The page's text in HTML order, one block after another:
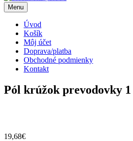
Menu
Úvod
Košík
Môj účet
Doprava/platba
Obchodné podmienky
Kontakt
Pól krúžok prevodovky
19,68€